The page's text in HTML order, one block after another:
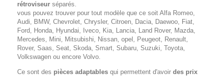
rétroviseur séparés.
vous pouvez trouver pour tout modèle que ce soit Alfa Romeo,
Audi, BMW, Chevrolet, Chrysler, Citroen, Dacia, Daewoo, Fiat,
Ford, Honda, Hyundai, Iveco, Kia, Lancia, Land Rover, Mazda,
Mercedes, Mini, Mitsubishi, Nissan, opel, Peugeot, Renault,
Rover, Saas, Seat, Skoda, Smart, Subaru, Suzuki, Toyota,
Volkswagen ou encore Volvo.
Ce sont des pièces adaptables qui permettent d'avoir des prix